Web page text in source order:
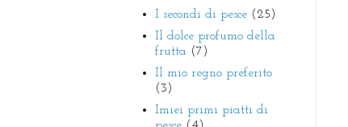
I secondi di pesce (25)
Il dolce profumo della
frutta (7)
Il mio regno preferito
(3)
Imiei primi piatti di